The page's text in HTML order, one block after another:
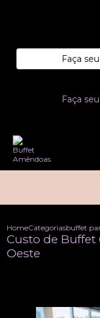
Faça
Faça
HomeCategoriasbuffet
Custo de
Oeste